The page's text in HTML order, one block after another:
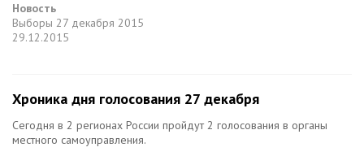
Новость
Выборы 27 декабря 2015
29.12.2015
Хроника дня голосования 27 декабря
Сегодня в 2 регионах России пройдут 2 голосования в органы
местного самоуправления.